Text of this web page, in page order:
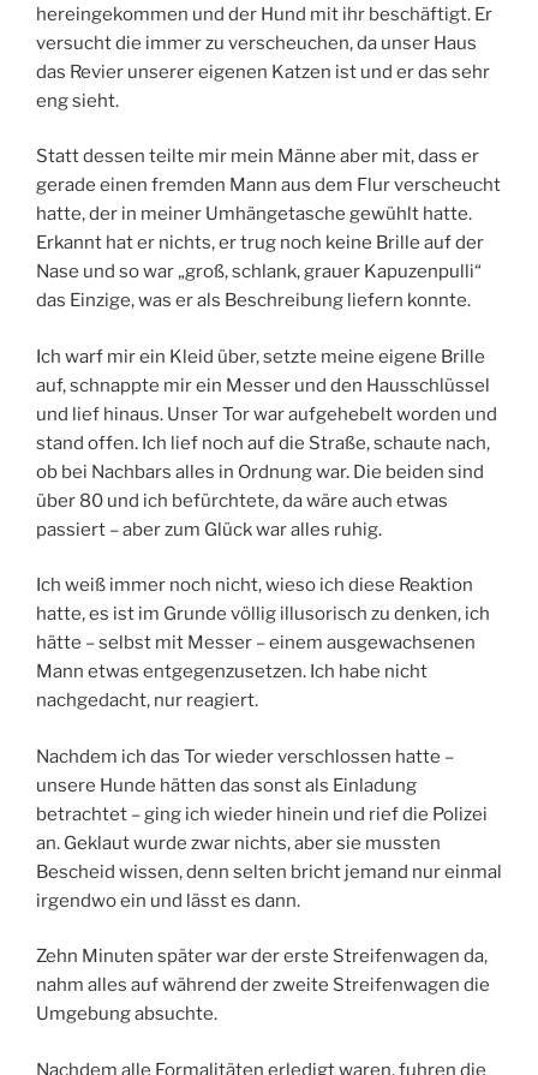
hereingekommen und der Hund mit ihr beschäftigt. Er
versucht die immer zu verscheuchen, da unser Haus
das Revier unserer eigenen Katzen ist und er das sehr
eng sieht.
Statt dessen teilte mir mein Männe aber mit, dass er
gerade einen fremden Mann aus dem Flur verscheucht
hatte, der in meiner Umhängetasche gewühlt hatte.
Erkannt hat er nichts, er trug noch keine Brille auf der
Nase und so war „groß, schlank, grauer Kapuzenpulli“
das Einzige, was er als Beschreibung liefern konnte.
Ich warf mir ein Kleid über, setzte meine eigene Brille
auf, schnappte mir ein Messer und den Hausschlüssel
und lief hinaus. Unser Tor war aufgehebelt worden und
stand offen. Ich lief noch auf die Straße, schaute nach,
ob bei Nachbars alles in Ordnung war. Die beiden sind
über 80 und ich befürchtete, da wäre auch etwas
passiert – aber zum Glück war alles ruhig.
Ich weiß immer noch nicht, wieso ich diese Reaktion
hatte, es ist im Grunde völlig illusorisch zu denken, ich
hätte – selbst mit Messer – einem ausgewachsenen
Mann etwas entgegenzusetzen. Ich habe nicht
nachgedacht, nur reagiert.
Nachdem ich das Tor wieder verschlossen hatte –
unsere Hunde hätten das sonst als Einladung
betrachtet – ging ich wieder hinein und rief die Polizei
an. Geklaut wurde zwar nichts, aber sie mussten
Bescheid wissen, denn selten bricht jemand nur einmal
irgendwo ein und lässt es dann.
Zehn Minuten später war der erste Streifenwagen da,
nahm alles auf während der zweite Streifenwagen die
Umgebung absuchte.
Nachdem alle Formalitäten erledigt waren, fuhren die